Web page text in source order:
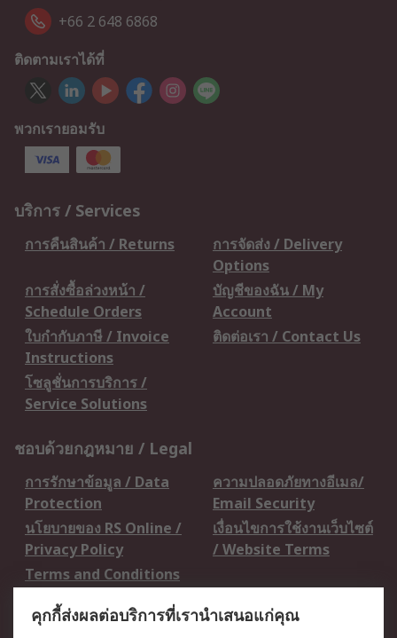
+66 2 648 6868
ติดตามเราได้ที่
พวกเรายอมรับ
บริการ / Services
การคืนสินค้า / Returns
การจัดส่ง / Delivery
Options
การสั่งซื้อล่วงหน้า /
Schedule Orders
บัญชีของฉัน / My
Account
ใบกำกับภาษี / Invoice
Instructions
ติดต่อเรา / Contact Us
โซลูชั่นการบริการ /
Service Solutions
ชอบด้วยกฎหมาย / Legal
การรักษาข้อมูล / Data
Protection
ความปลอดภัยทางอีเมล/
Email Security
นโยบายของ RS Online /
Privacy Policy
เงื่อนไขการใช้งานเว็บไซต์
/ Website Terms
Terms and Conditions
คุกกี้ส่งผลต่อบริการที่เรานำเสนอแก่คุณ